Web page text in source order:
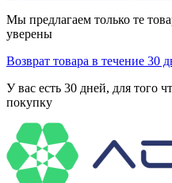
Мы предлагаем только те
уверены
Возврат товара в течение 30
У вас есть 30 дней, для того
покупку